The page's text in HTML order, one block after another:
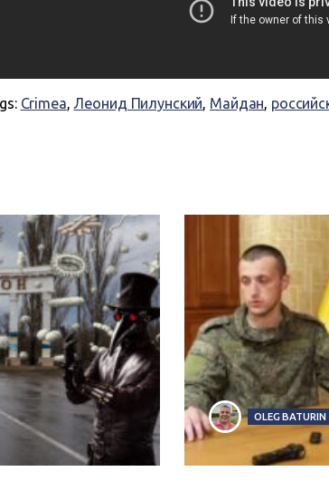
Crimea,Леонид Пилунский, Майдан,
OLEG BATURIN